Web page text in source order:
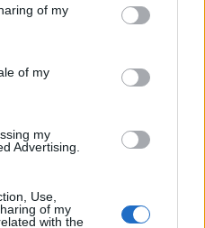
of my
of my
my
Advertising.
Use,
of my
with the
στο τμήμα
ανατίναξης
το περιστατικό με το
πρεσβεία
στα Αχλάδια - Μικρή η